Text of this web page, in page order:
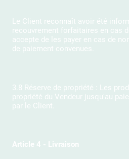
Le Client reconnaît avoir été
recouvrement forfaitaires en cas
accepte de les payer en cas de
de paiement convenues.
3.8 Réserve de propriété : Les
propriété du Vendeur jusqu'au
par le Client.
Article 4 - Livraison